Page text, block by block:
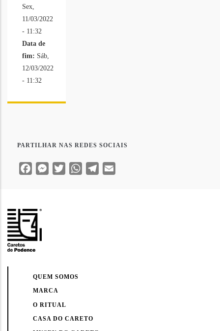
Sex,
11/03/2022
- 11:32
Data de
fim: Sáb,
12/03/2022
- 11:32
PARTILHAR NAS REDES SOCIAIS
FacebookMessenger
Twitter WhatsAppTelegram
QUEM SOMOS
MARCA
O RITUAL
CASA DO CARETO